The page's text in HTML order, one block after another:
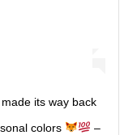
made its way back
colors
–